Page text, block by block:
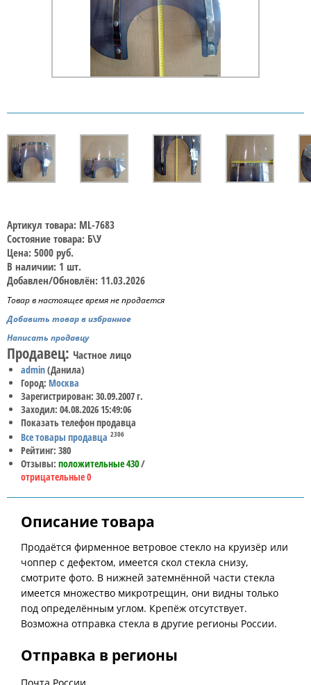
Артикул товара: ML-7683
Состояние товара: Б\У
Цена: 5000 руб.
В наличии: 1 шт.
Добавлен/Обновлён: 11.03.2026
Товар в настоящее время не продается
Добавить товар в избранное
Написать продавцу
Продавец: Частное лицо
admin(Данила)
Город: Москва
Зарегистрирован: 30.09.2007 г.
Заходил: 04.08.2026 15:49:06
Показать телефон продавца
Все товары продавца 2306
Рейтинг: 380
Отзывы: положительные 430/
отрицательные 0
Описание товара
Продаётся фирменное ветровое стекло на круизёр или
чоппер с дефектом, имеется скол стекла снизу,
смотрите фото. В нижней затемнённой части стекла
имеется множество микротрещин, они видны только
под определённым углом. Крепёж отсутствует.
Возможна отправка стекла в другие регионы России.
Отправка в регионы